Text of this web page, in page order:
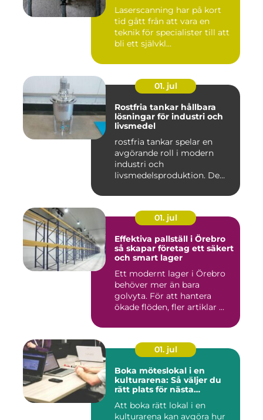
Laserscanning har på kort
tid gått från att vara en
teknik för specialister till att
bli ett självkl...
01. jul
Rostfria tankar hållbara
lösningar för industri och
livsmedel
rostfria tankar spelar en
avgörande roll i modern
industri och
livsmedelsproduktion. De
01. jul
Effektiva pallställ i Örebro
så skapar företag ett säkert
och smart lager
Ett modernt lager i Örebro
behöver mer än bara
golvyta. För att hantera
ökade flöden, fler artiklar ...
01. jul
Boka möteslokal i en
kulturarena: Så väljer du
rätt plats för nästa
Att boka rätt lokal i en
kulturarena kan avgöra hur